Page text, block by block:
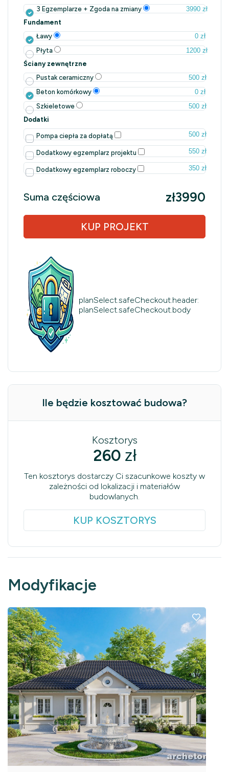
3 Egzemplarze + Zgoda na zmiany
3990 zł
Fundament
Ławy
0 zł
Płyta
1200 zł
Ściany zewnętrzne
Pustak ceramiczny
500 zł
Beton komórkowy
0 zł
Szkieletowe
500 zł
Dodatki
Pompa ciepła za dopłatą 500 zł
Dodatkowy egzemplarz projektu 550 zł
Dodatkowy egzemplarz roboczy 350 zł
Suma częściowa zł3990
KUP PROJEKT
planSelect.safeCheckout.header:
planSelect.safeCheckout.body
Ile będzie kosztować budowa?
Kosztorys
260 zł
Ten kosztorys dostarczy Ci szacunkowe koszty w
zależności od lokalizacji i materiałów
budowlanych.
KUP KOSZTORYS
Modyfikacje